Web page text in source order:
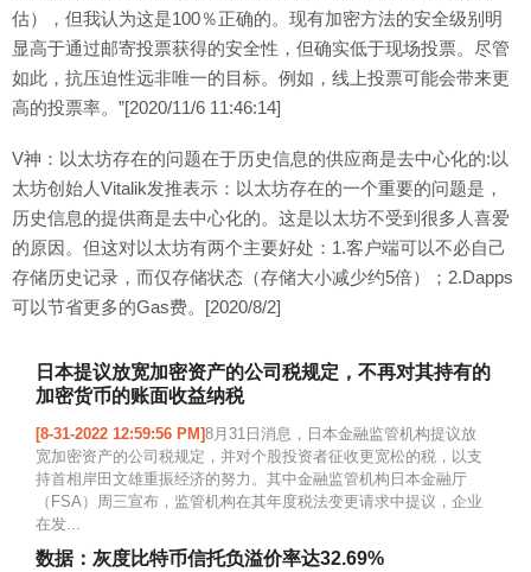
估），但我认为这是100％正确的。现有加密方法的安全级别明
显高于通过邮寄投票获得的安全性，但确实低于现场投票。尽管
如此，抗压迫性远非唯一的目标。例如，线上投票可能会带来更
高的投票率。”[2020/11/6 11:46:14]
V神：以太坊存在的问题在于历史信息的供应商是去中心化的:以
太坊创始人Vitalik发推表示：以太坊存在的一个重要的问题是，
历史信息的提供商是去中心化的。这是以太坊不受到很多人喜爱
的原因。但这对以太坊有两个主要好处：1.客户端可以不必自己
存储历史记录，而仅存储状态（存储大小减少约5倍）；2.Dapps
可以节省更多的Gas费。[2020/8/2]
日本提议放宽加密资产的公司税规定，不再对其持有的
加密货币的账面收益纳税
[8-31-2022 12:59:56 PM]8月31日消息，日本金融监管机构提议放
宽加密资产的公司税规定，并对个股投资者征收更宽松的税，以支
持首相岸田文雄重振经济的努力。其中金融监管机构日本金融厅
（FSA）周三宣布，监管机构在其年度税法变更请求中提议，企业
在发...
数据：灰度比特币信托负溢价率达32.69%